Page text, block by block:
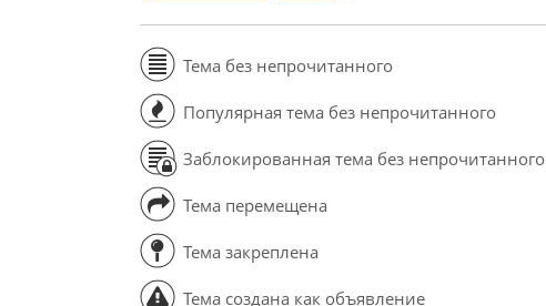
Тема без непрочитанного
Популярная тема без непрочитанного
Заблокированная тема без непрочитанного
Тема перемещена
Тема закреплена
Тема создана как объявление